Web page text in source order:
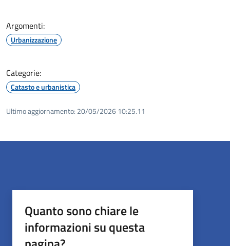
Argomenti:
Urbanizzazione
Categorie:
Catasto e urbanistica
Ultimo aggiornamento: 20/05/2026 10:25.11
Quanto sono chiare le
informazioni su questa